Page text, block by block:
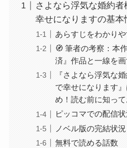
さよなら浮気な婚約
幸せになりますの基本
あらすじをわかり
🧭 筆者の考察：本
済』作品と一線を
『さよなら浮気な
で幸せになります
め！読む前に知っ
ピッコマでの配信
ノベル版の完結状況
無料で読める話数